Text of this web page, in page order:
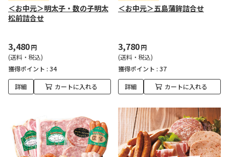
＜お中元＞明太子・数の子明太
松前詰合せ
3,480円
(送料・税込)
獲得ポイント : 34
詳細 カートに入れる
＜お中元＞五島蒲鉾詰合せ
3,780円
(送料・税込)
獲得ポイント : 37
詳細 カートに入れる